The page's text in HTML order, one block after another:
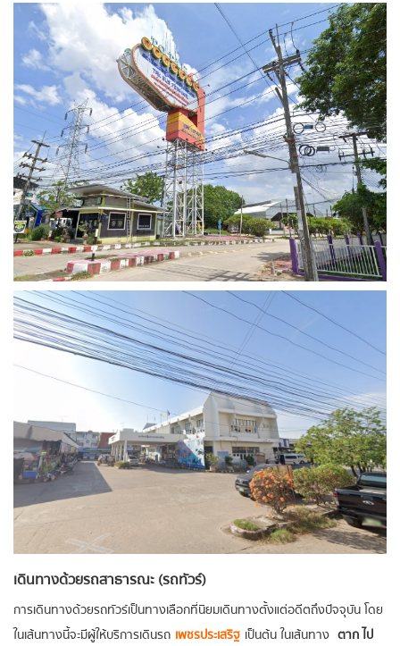
เดินทางด้วยรถสาธารณะ (รถทัวร์)
การเดินทางด้วยรถทัวร์เป็นทางเลือกที่นิยมเดินทางตั้งแต่อดีตถึงปัจจุบัน โดย
ในเส้นทางนี้จะมีผู้ให้บริการเดินรถ เพชรประเสริฐ เป็นต้น ในเส้นทาง ตาก ไป